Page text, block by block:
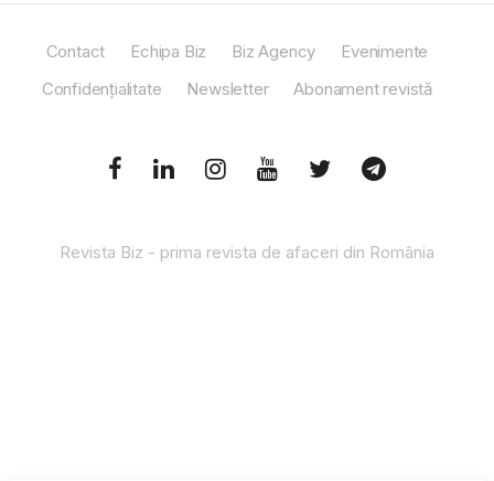
Contact Echipa Biz Biz Agency
Evenimente
Confidențialitate
Newsletter Abonament revistă
Revista Biz - prima revista de afaceri din România